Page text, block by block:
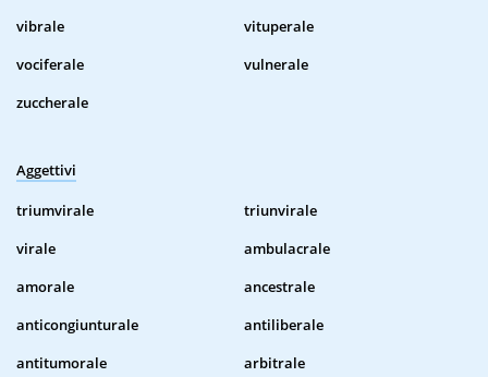
vibrale
vituperale
vociferale
vulnerale
zuccherale
Aggettivi
triumvirale
triunvirale
virale
ambulacrale
amorale
ancestrale
anticongiunturale
antiliberale
antitumorale
arbitrale